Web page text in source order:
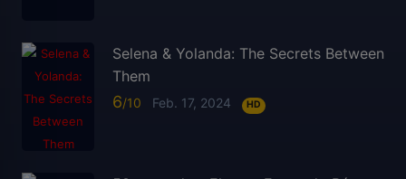
Selena & Yolanda: The Secrets Between
Them
6 Feb. 17, 2024 HD